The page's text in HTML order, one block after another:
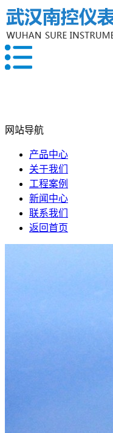
网站导航
产品中心
关于我们
工程案例
新闻中心
联系我们
返回首页